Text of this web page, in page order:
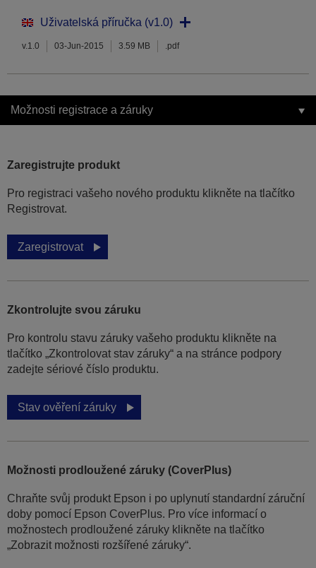
Uživatelská příručka (v1.0)
v.1.0 03-Jun-2015 3.59 MB .pdf
Možnosti registrace a záruky
Zaregistrujte produkt
Pro registraci vašeho nového produktu klikněte na tlačítko
Registrovat.
Zaregistrovat
Zkontrolujte svou záruku
Pro kontrolu stavu záruky vašeho produktu klikněte na
tlačítko „Zkontrolovat stav záruky“ a na stránce podpory
zadejte sériové číslo produktu.
Stav ověření záruky
Možnosti prodloužené záruky (CoverPlus)
Chraňte svůj produkt Epson i po uplynutí standardní záruční
doby pomocí Epson CoverPlus. Pro více informací o
možnostech prodloužené záruky klikněte na tlačítko
„Zobrazit možnosti rozšířené záruky“.